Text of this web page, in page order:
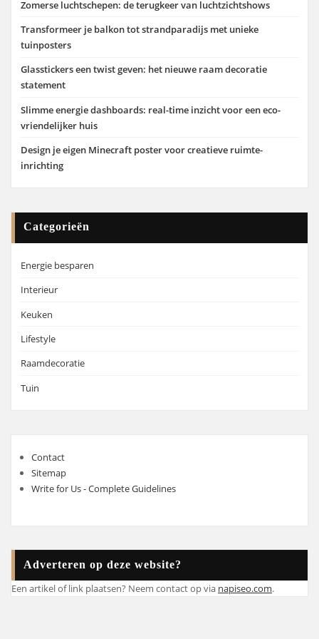
Zomerse luchtschepen: de terugkeer van luchtzichtshows
Transformeer je balkon tot strandparadijs met unieke
tuinposters
Glasstickers een twist geven: het nieuwe raam decoratie
statement
Slimme energie dashboards: real-time inzicht voor een eco-
vriendelijker huis
Design je eigen Minecraft poster voor creatieve ruimte-
inrichting
Categorieën
Energie besparen
Interieur
Keuken
Lifestyle
Raamdecoratie
Tuin
Contact
Sitemap
Write for Us - Complete Guidelines
Adverteren op deze website?
Een artikel of link plaatsen? Neem contact op via napiseo.com.